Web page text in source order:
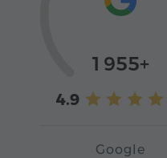
1 955+
4.9
Google